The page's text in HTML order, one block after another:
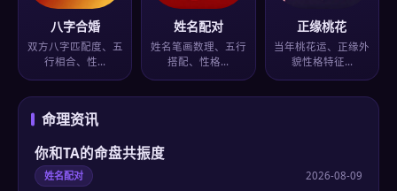
八字合婚
双方八字匹配度、五
行相合、性…
姓名配对
姓名笔画数理、五行
搭配、性格…
正缘桃花
当年桃花运、正缘外
貌性格特征…
命理资讯
你和TA的命盘共振度
姓名配对 2026-08-09